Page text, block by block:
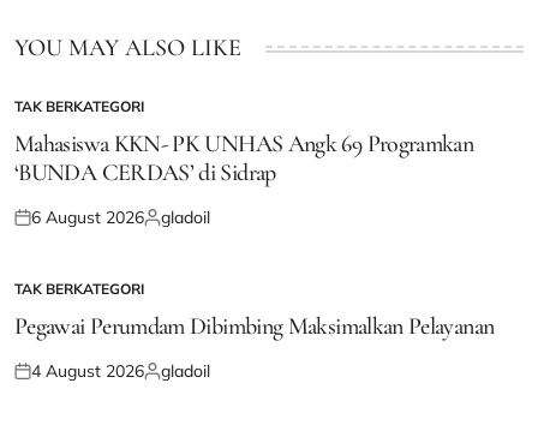
YOU MAY ALSO LIKE
POSTED
IN
TAK BERKATEGORI
Mahasiswa KKN- PK UNHAS Angk 69 Programkan
‘BUNDA CERDAS’ di Sidrap
Posted
6 August 2026Posted
gladoil
POSTED
IN
TAK BERKATEGORI
Pegawai Perumdam Dibimbing Maksimalkan Pelayanan
Posted
4 August 2026Posted
gladoil